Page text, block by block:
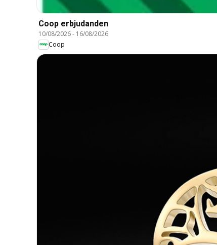
Coop erbjudanden
10/08/2026- 16/08/2026
Coop